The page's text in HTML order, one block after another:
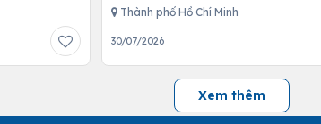
Thành phố Hồ Chí Minh
30/07/2026
Xem thêm